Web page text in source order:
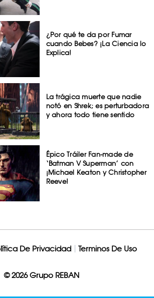
¿Por qué te da por Fumar
cuando Bebes? ¡La Ciencia lo
Explica!
La trágica muerte que nadie
notó en Shrek; es perturbadora
y ahora todo tiene sentido
Épico Tráiler Fan-made de
‘Batman V Superman’ con
¡Michael Keaton y Christopher
Reeve!
De Privacidad Terminos De Uso
© 2026 Grupo REBAN